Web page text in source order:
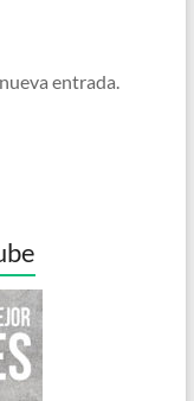
entrada.